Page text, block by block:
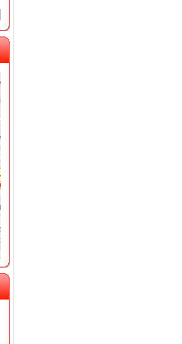
工商注册）
注册）
进出口权）
口权）
工商注册）
分公司 （工商注册）
司 渝中 （工商注册）
（工商注册）
注册）
级精文明单位复评
12条政策措施支持库区产业发展和
工商代办局学习考察
度加工商所指导
作条例》化教育培训工作
消费者权益保护
”渝中区代办营业执照和“3.30”任 务
好年检工作
营业执照活动
办营业执照学习制度